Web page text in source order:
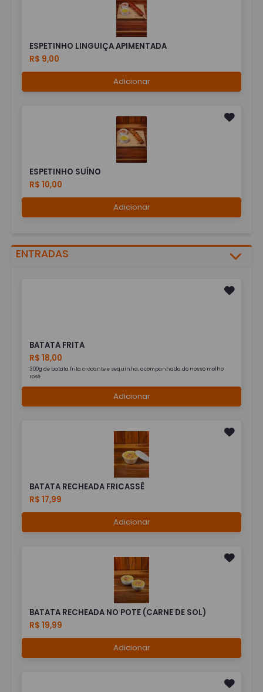
ESPETINHO LINGUIÇA APIMENTADA
R$ 9,00
Adicionar
ESPETINHO SUÍNO
R$ 10,00
Adicionar
ENTRADAS
BATATA FRITA
R$ 18,00
300g de batata frita crocante e sequinha, acompanhada do nosso molho
rosê.
Adicionar
BATATA RECHEADA FRICASSÊ
R$ 17,99
Adicionar
BATATA RECHEADA NO POTE (CARNE DE SOL)
R$ 19,99
Adicionar